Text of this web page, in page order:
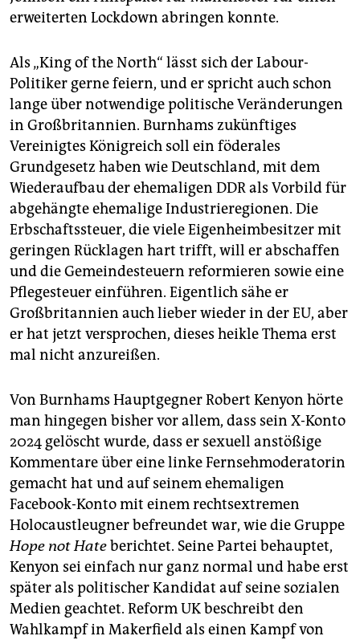
erweiterten Lockdown abringen konnte.
Als „King of the North“ lässt sich der Labour-
Politiker gerne feiern, und er spricht auch schon
lange über notwendige politische Veränderungen
in Großbritannien. Burnhams zukünftiges
Vereinigtes Königreich soll ein föderales
Grundgesetz haben wie Deutschland, mit dem
Wiederaufbau der ehemaligen DDR als Vorbild für
abgehängte ehemalige Industrieregionen. Die
Erbschaftssteuer, die viele Eigenheimbesitzer mit
geringen Rücklagen hart trifft, will er abschaffen
und die Gemeindesteuern reformieren sowie eine
Pflegesteuer einführen. Eigentlich sähe er
Großbritannien auch lieber wieder in der EU, aber
er hat jetzt versprochen, dieses heikle Thema erst
mal nicht anzureißen.
Von Burnhams Hauptgegner Robert Kenyon hörte
man hingegen bisher vor allem, dass sein X-Konto
2024 gelöscht wurde, dass er sexuell anstößige
Kommentare über eine linke Fernsehmoderatorin
gemacht hat und auf seinem ehemaligen
Facebook-Konto mit einem rechtsextremen
Holocaustleugner befreundet war, wie die Gruppe
Hope not Hateberichtet. Seine Partei behauptet,
Kenyon sei einfach nur ganz normal und habe erst
später als politischer Kandidat auf seine sozialen
Medien geachtet. Reform UK beschreibt den
Wahlkampf in Makerfield als einen Kampf von